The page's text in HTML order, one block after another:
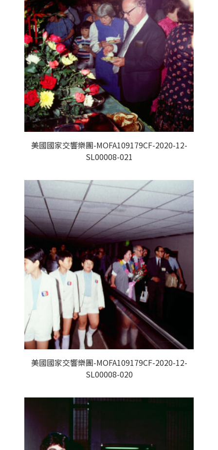
美國國家交響樂團-MOFA109179CF-2020-12-
SL00008-021
美國國家交響樂團-MOFA109179CF-2020-12-
SL00008-020